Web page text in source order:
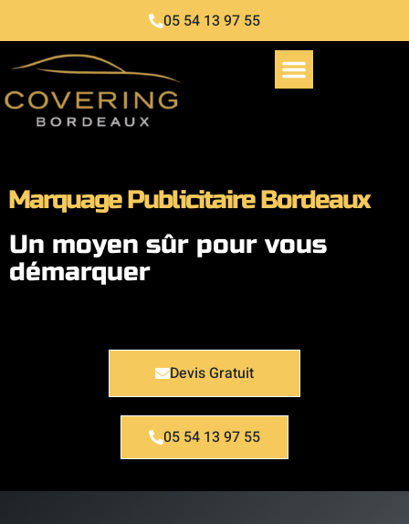
05 54 13 97 55
Marquage Publicitaire Bordeaux
Un moyen sûr pour vous
démarquer
Devis Gratuit
05 54 13 97 55